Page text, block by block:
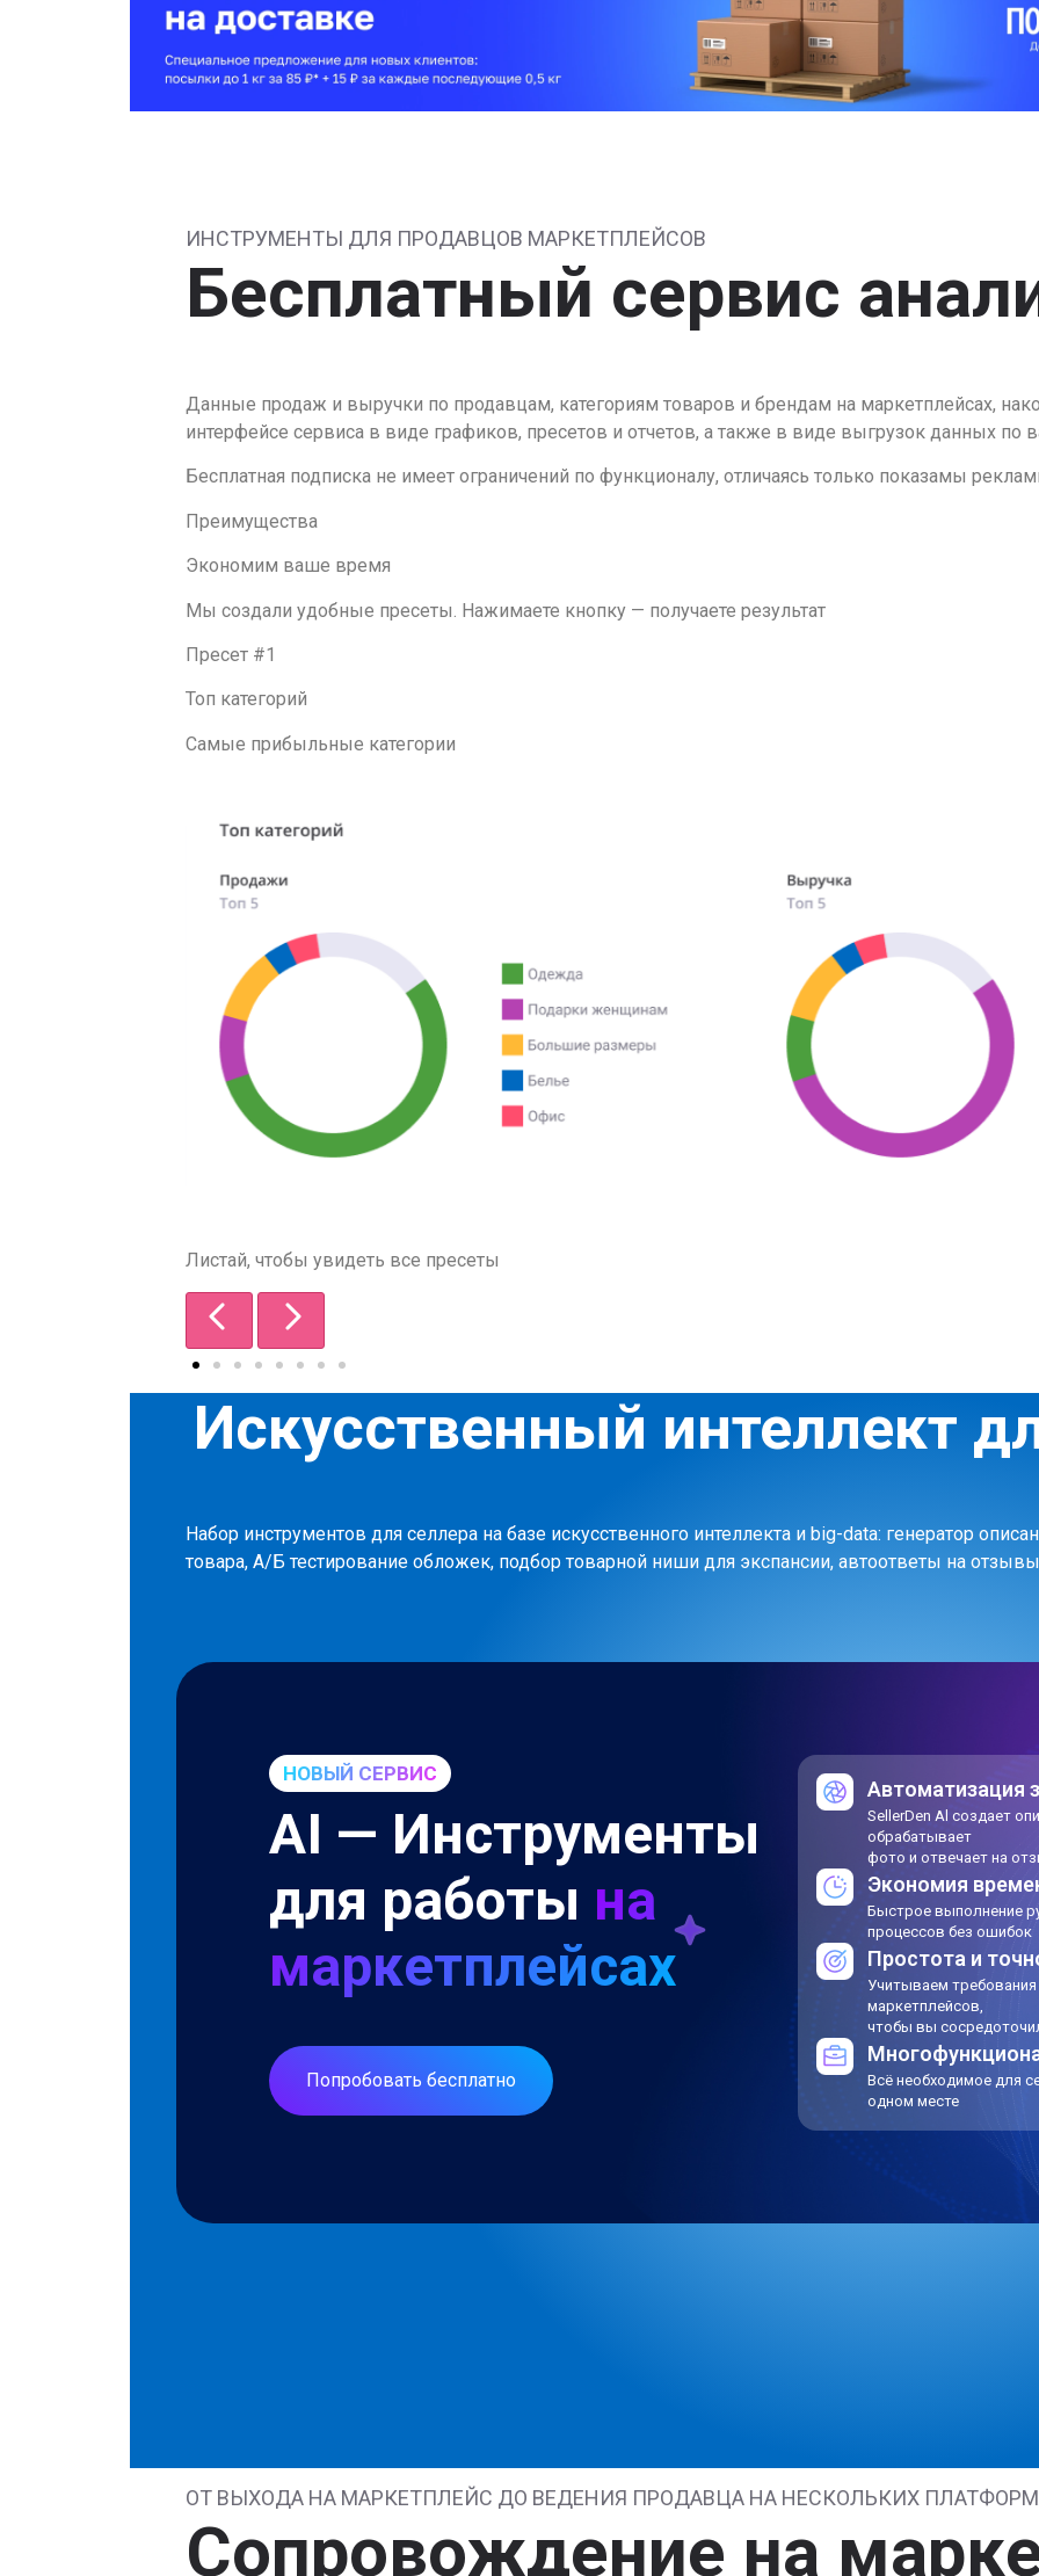
Бесплатный сервис
ИНСТРУМЕНТЫ ДЛЯ ПРОДАВЦОВ МАРКЕТПЛЕЙСОВ
Данные продаж и выручки по продавцам, категориям товаров и брендам на маркетплейсах,
интерфейсе сервиса в виде графиков, пресетов и отчетов, а также в виде выгрузок данных по
Бесплатная подписка не имеет ограничений по функционалу, отличаясь только показамы
Преимущества
Экономим ваше время
Мы создали удобные пресеты. Нажимаете кнопку — получаете результат
Пресет #1
Топ категорий
Самые прибыльные категории
Листай, чтобы увидеть все пресеты
Искусственный интеллект
Набор инструментов для селлера на базе искусственного интеллекта и big-data: генератор
товара, А/Б тестирование обложек, подбор товарной ниши для экспансии, автоответы на
НОВЫЙ СЕРВИС
AI — Инструменты
для работы на
маркетплейсах
Попробовать бесплатно
Автоматизация
SellerDen Al создает
обрабатывает
фото и отвечает на
Экономия
Быстрое выполнение
процессов без ошибок
Простота и
Учитываем требования
маркетплейсов,
чтобы вы
Всё необходимое для
одном месте
Сопровождение на
ОТ ВЫХОДА НА МАРКЕТПЛЕЙС ДО ВЕДЕНИЯ ПРОДАВЦА НА НЕСКОЛЬКИХ